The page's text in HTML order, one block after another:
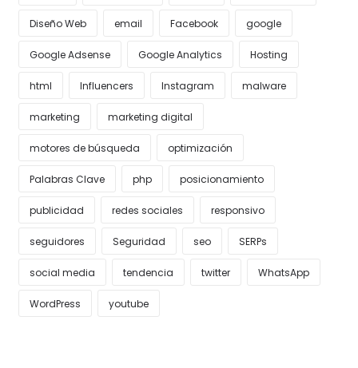
Diseño Web email Facebook google
Google Adsense Google Analytics Hosting
html Influencers Instagram malware
marketing marketing digital
motores de búsqueda optimización
Palabras Clave php posicionamiento
publicidad redes sociales responsivo
seguidores Seguridad seo SERPs
social media tendencia twitter WhatsApp
WordPress youtube